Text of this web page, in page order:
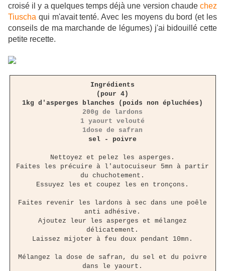
croisé il y a quelques temps déjà une version chaude chez
Tiuscha qui m'avait tenté. Avec les moyens du bord (et les
conseils de ma marchande de légumes) j'ai bidouillé cette
petite recette.
Ingrédients
(pour 4)
1kg d'asperges blanches (poids non épluchées)
200g de lardons
1 yaourt velouté
1dose de safran
sel - poivre
Nettoyez et pelez les asperges.
Faites les précuire à l'autocuiseur 5mn à partir
du chuchotement.
Essuyez les et coupez les en tronçons.
Faites revenir les lardons à sec dans une poêle
anti adhésive.
Ajoutez leur les asperges et mélangez
délicatement.
Laissez mijoter à feu doux pendant 10mn.
Mélangez la dose de safran, du sel et du poivre
dans le yaourt.